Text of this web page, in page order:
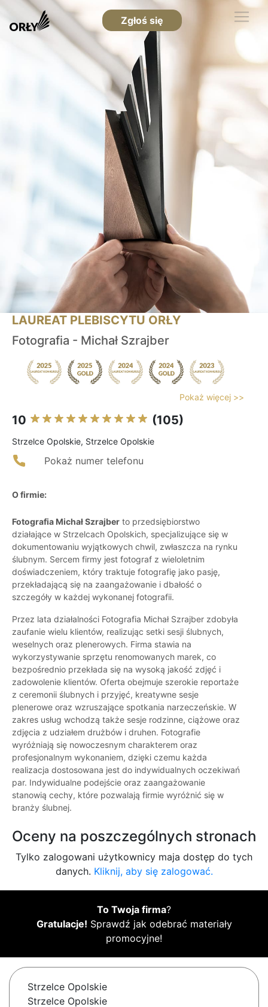
Zgłoś się
LAUREAT PLEBISCYTU ORŁY
Fotografia - Michał Szrajber
Pokaż więcej >>
10 (105)
Strzelce Opolskie, Strzelce Opolskie
Pokaż numer telefonu
O firmie:
Fotografia Michał Szrajber to przedsiębiorstwo
działające w Strzelcach Opolskich, specjalizujące się w
dokumentowaniu wyjątkowych chwil, zwłaszcza na rynku
ślubnym. Sercem firmy jest fotograf z wieloletnim
doświadczeniem, który traktuje fotografię jako pasję,
przekładającą się na zaangażowanie i dbałość o
szczegóły w każdej wykonanej fotografii.
Przez lata działalności Fotografia Michał Szrajber zdobyła
zaufanie wielu klientów, realizując setki sesji ślubnych,
weselnych oraz plenerowych. Firma stawia na
wykorzystywanie sprzętu renomowanych marek, co
bezpośrednio przekłada się na wysoką jakość zdjęć i
zadowolenie klientów. Oferta obejmuje szerokie reportaże
z ceremonii ślubnych i przyjęć, kreatywne sesje
plenerowe oraz wzruszające spotkania narzeczeńskie. W
zakres usług wchodzą także sesje rodzinne, ciążowe oraz
zdjęcia z udziałem drużbów i druhen. Fotografie
wyróżniają się nowoczesnym charakterem oraz
profesjonalnym wykonaniem, dzięki czemu każda
realizacja dostosowana jest do indywidualnych oczekiwań
par. Indywidualne podejście oraz zaangażowanie
stanowią cechy, które pozwalają firmie wyróżnić się w
branży ślubnej.
Oceny na poszczególnych stronach
Tylko zalogowani użytkownicy maja dostęp do tych
danych. Kliknij, aby się zalogować.
To Twoja firma?
Gratulacje! Sprawdź jak odebrać materiały
promocyjne!
Strzelce Opolskie
Strzelce Opolskie